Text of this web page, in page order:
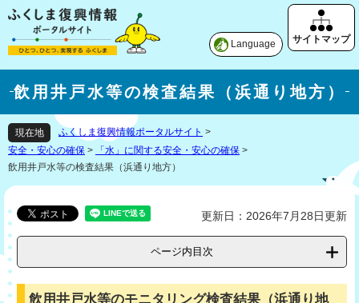
Language
飲用井戸水等の検査結果（浜通り地方）
現在地 ふくしま復興情報ポータルサイト >
安全・安心の確保 > 「水」に関する安全・安心の確保 >
飲用井戸水等の検査結果（浜通り地方）
更新日：2026年7月28日更新
ページ内目次
飲用井戸水等のモニタリング検査結果（浜通り地